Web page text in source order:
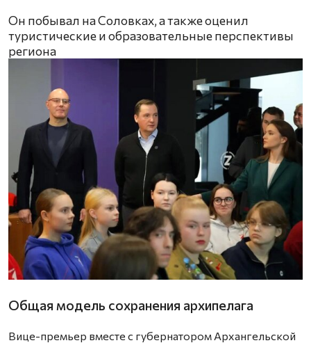
Он побывал на Соловках, а также оценил
туристические и образовательные перспективы
региона
Общая модель сохранения архипелага
Вице-премьер вместе c губернатором Архангельской